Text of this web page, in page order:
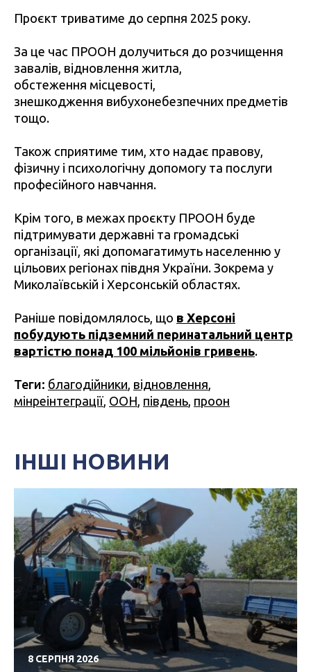
Проєкт триватиме до серпня 2025 року.
За це час ПРООН долучиться до розчищення
завалів, відновлення житла,
обстеження місцевості,
знешкодження вибухонебезпечних предметів
тощо.
Також сприятиме тим, хто надає правову,
фізичну і психологічну допомогу та послуги
професійного навчання.
Крім того, в межах проєкту ПРООН буде
підтримувати державні та громадські
організації, які допомагатимуть населенню у
цільових регіонах півдня України. Зокрема у
Миколаївській і Херсонській областях.
Раніше повідомлялось, що в Херсоні
побудують підземний перинатальний центр
вартістю понад 100 мільйонів гривень.
Теги: благодійники, відновлення,
мінреінтеграції, ООН, південь, проон
ІНШІ НОВИНИ
8 СЕРПНЯ 2026